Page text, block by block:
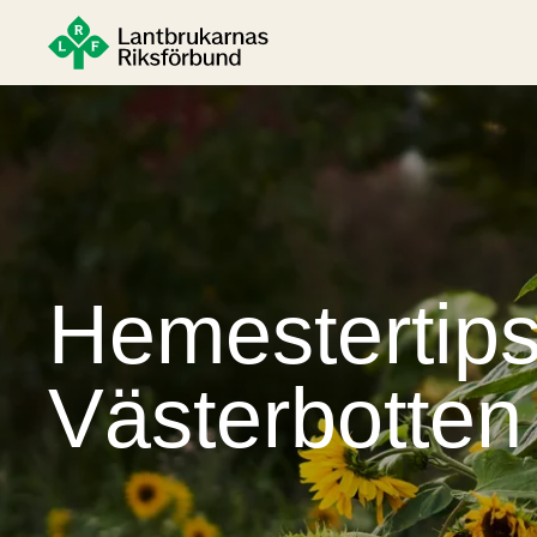
Västerbotten